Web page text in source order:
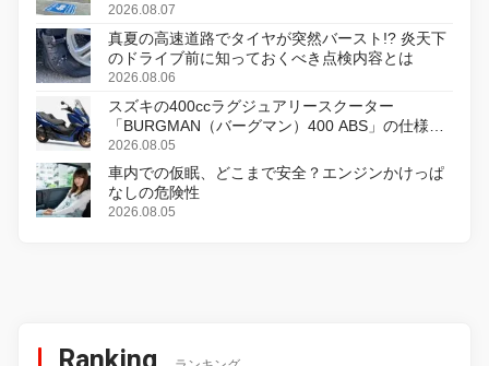
2026.08.07
真夏の高速道路でタイヤが突然バースト!? 炎天下
のドライブ前に知っておくべき点検内容とは
2026.08.06
スズキの400ccラグジュアリースクーター
「BURGMAN（バーグマン）400 ABS」の仕様を
変更し、8月18日に発売
2026.08.05
車内での仮眠、どこまで安全？エンジンかけっぱ
なしの危険性
2026.08.05